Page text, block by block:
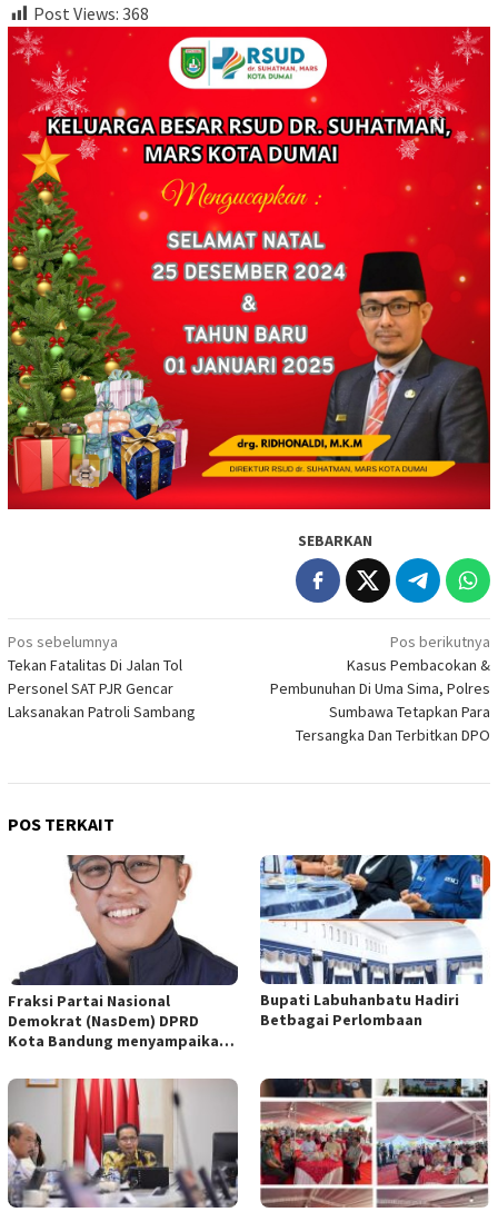
Post Views: 368
SEBARKAN
Navigasi
pos
Pos sebelumnya
Tekan Fatalitas Di Jalan Tol
Personel SAT PJR Gencar
Laksanakan Patroli Sambang
Pos berikutnya
Kasus Pembacokan &
Pembunuhan Di Uma Sima, Polres
Sumbawa Tetapkan Para
Tersangka Dan Terbitkan DPO
POS TERKAIT
Fraksi Partai Nasional
Demokrat (NasDem) DPRD
Kota Bandung menyampaikan
empat Rancangan Peraturan
Daerah (Raperda) yang
diajukan Pemerintah Kota
Bandung
Bupati Labuhanbatu Hadiri
Betbagai Perlombaan